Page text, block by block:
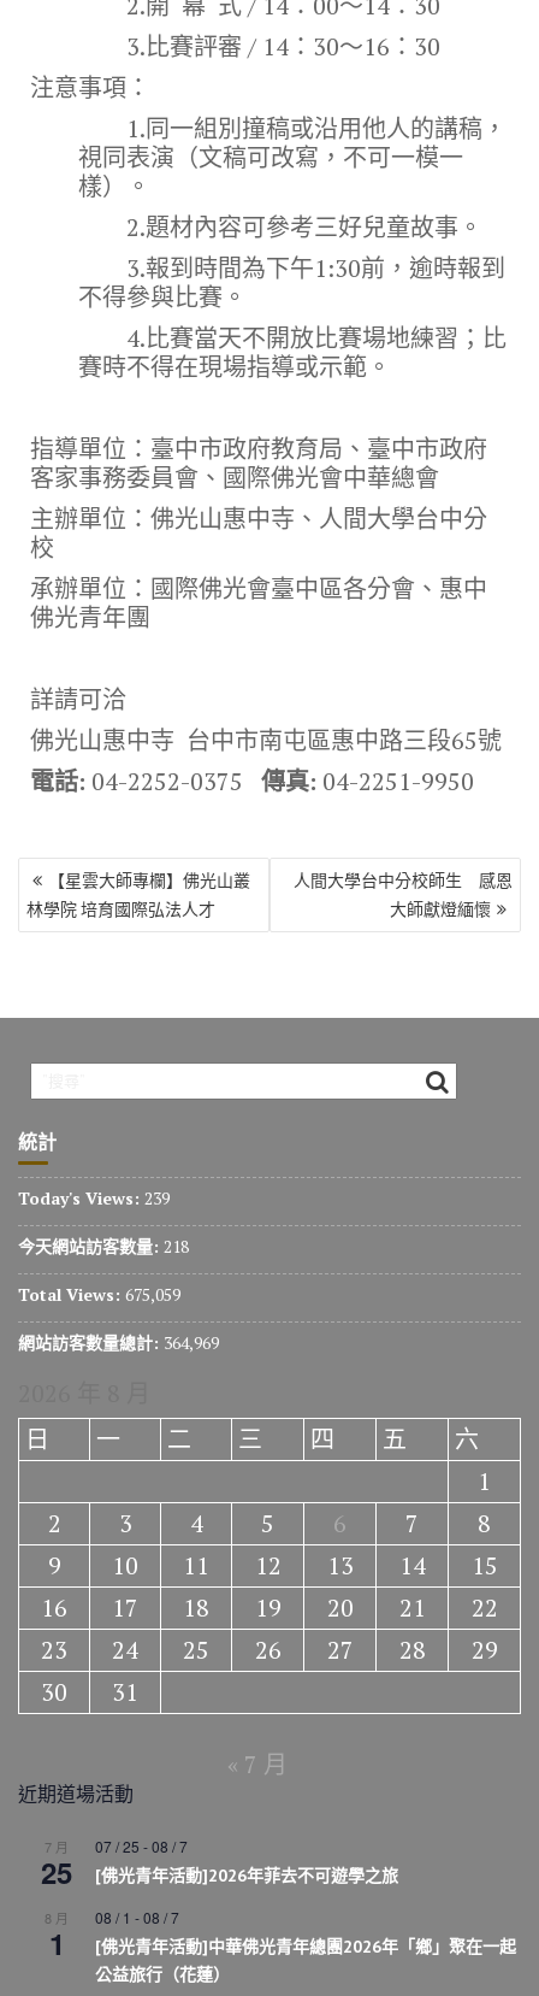
3.比賽評審 / 14：30～16：30
注意事項：
1.同一組別撞稿或沿用他人的講稿，
視同表演（文稿可改寫，不可一模一
樣）。
2.題材內容可參考三好兒童故事。
3.報到時間為下午1:30前，逾時報到
不得參與比賽。
4.比賽當天不開放比賽場地練習；比
賽時不得在現場指導或示範。
指導單位：臺中市政府教育局、臺中市政府
客家事務委員會、國際佛光會中華總會
主辦單位：佛光山惠中寺、人間大學台中分
校
承辦單位：國際佛光會臺中區各分會、惠中
佛光青年團
詳請可洽
佛光山惠中寺 台中市南屯區惠中路三段65號
電話: 04-2252-0375 傳真: 04-2251-9950
文
章
導
【星雲大師專欄】佛光山叢
林學院 培育國際弘法人才
人間大學台中分校師生 感恩
大師獻燈緬懷
統計
Today's Views: 239
今天網站訪客數量: 218
Total Views: 675,059
網站訪客數量總計: 364,969
日
一 二 三 四 五
六
1
2
3 4 5 6 7
8
9
10 11 12 13 14
15
16
17 18 19 20 21
22
23
24 25 26 27 28
29
30
31
« 7 月
近期道場活動
7 月
25
07 / 25 -08 / 7
[佛光青年活動]2026年菲去不可遊學之旅
8 月
1
08 / 1 -08 / 7
[佛光青年活動]中華佛光青年總團2026年「鄉」聚在一起
公益旅行（花蓮）